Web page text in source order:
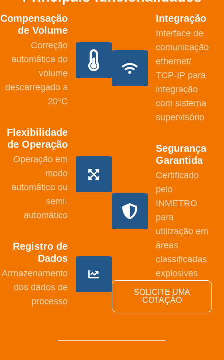
Compensação
de Volume
Correção
automática do
volume
descarregado a
20°C
Flexibilidade
de Operação
Operação em
modo
automático ou
semi-
automático
Registro de
Dados
Armazenamento
dos dados de
processo
Integração
Interface de
comunicação
ethernet/
TCP-IP para
integração
com sistema
supervisório
Segurança
Garantida
Certificado
pelo
INMETRO
para
utilização em
áreas
classificadas
explosivas
SOLICITE UMA
COTAÇÃO